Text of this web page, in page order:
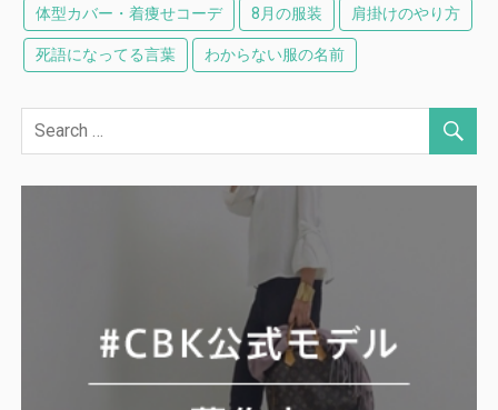
体型カバー・着痩せコーデ 8月の服装 肩掛けのやり方
死語になってる言葉 わからない服の名前